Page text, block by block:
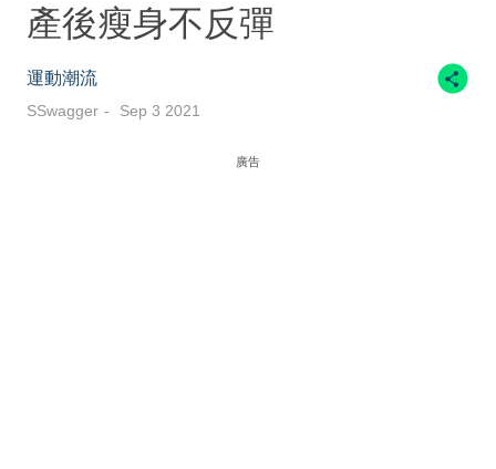
產後瘦身不反彈
運動潮流
SSwagger Sep 3 2021
廣告